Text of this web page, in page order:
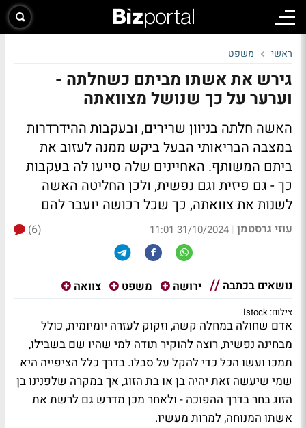
ראשי משפט
גירש את אשתו מביתם כשחלתה -
וערער על כך שנושל מצוואתה
האשה חלתה בניוון שרירים, ובעקבות ההידרדרות
במצבה הבריאותי הבעל ביקש ממנה לעזוב את
ביתם המשותף. האחיינים שלה סייעו לה בעקבות
כך - גם פיזית וגם נפשית, ולכן החליטה האשה
לשנות את צוואתה, כך שכל רכושה יועבר להם
עוזי גרסטמן |
31/10/2024 11:01
(6)
נושאים בכתבה ירושה משפט צוואה
צילום: Istock
אדם שחולה במחלה קשה, וזקוק לעזרה יומיומית, כולל
מבחינה נפשית, רוצה להוקיר תודה למי שהיו שם בשבילו,
תמכו ועשו הכל כדי להקל על סבלו. בדרך כלל הציפייה היא
שמי שיעשה זאת יהיה בן או בת הזוג, אך במקרה שלפנינו בן
הזוג בחר בדרך ההפוכה - ולאחר מכן מדרש גם לרשת את
אשתו המנוחה, למרות מעשיו.